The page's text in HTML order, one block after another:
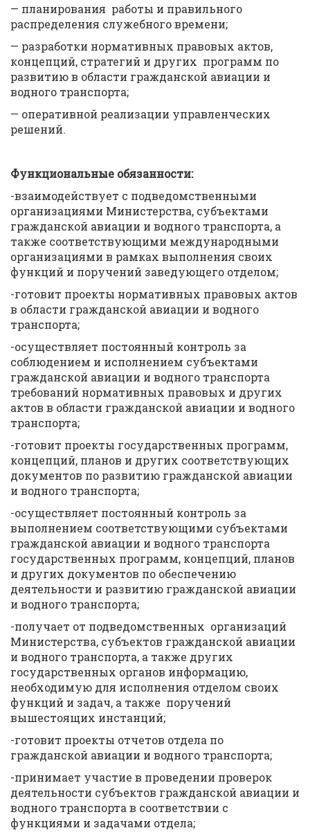
— планирования работы и правильного
распределения служебного времени;
— разработки нормативных правовых актов,
концепций, стратегий и других программ по
развитию в области гражданской авиации и
водного транспорта;
— оперативной реализации управленческих
решений.
Функциональные обязанности:
-взаимодействует с подведомственными
организациями Министерства, субъектами
гражданской авиации и водного транспорта, а
также соответствующими международными
организациями в рамках выполнения своих
функций и поручений заведующего отделом;
-готовит проекты нормативных правовых актов
в области гражданской авиации и водного
транспорта;
-осуществляет постоянный контроль за
соблюдением и исполнением субъектами
гражданской авиации и водного транспорта
требований нормативных правовых и других
актов в области гражданской авиации и водного
транспорта;
-готовит проекты государственных программ,
концепций, планов и других соответствующих
документов по развитию гражданской авиации
и водного транспорта;
-осуществляет постоянный контроль за
выполнением соответствующими субъектами
гражданской авиации и водного транспорта
государственных программ, концепций, планов
и других документов по обеспечению
деятельности и развитию гражданской авиации
и водного транспорта;
-получает от подведомственных организаций
Министерства, субъектов гражданской авиации
и водного транспорта, а также других
государственных органов информацию,
необходимую для исполнения отделом своих
функций и задач, а также поручений
вышестоящих инстанций;
-готовит проекты отчетов отдела по
гражданской авиации и водного транспорта;
-принимает участие в проведении проверок
деятельности субъектов гражданской авиации и
водного транспорта в соответствии с
функциями и задачами отдела;